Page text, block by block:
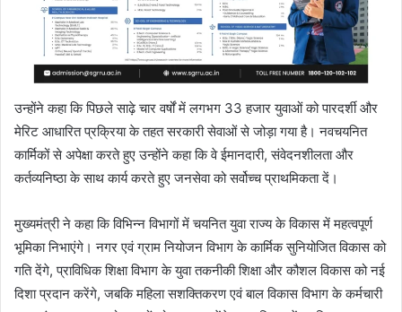
उन्होंने कहा कि पिछले साढ़े चार वर्षों में लगभग 33 हजार युवाओं को पारदर्शी और
मेरिट आधारित प्रक्रिया के तहत सरकारी सेवाओं से जोड़ा गया है। नवचयनित
कार्मिकों से अपेक्षा करते हुए उन्होंने कहा कि वे ईमानदारी, संवेदनशीलता और
कर्तव्यनिष्ठा के साथ कार्य करते हुए जनसेवा को सर्वोच्च प्राथमिकता दें।
मुख्यमंत्री ने कहा कि विभिन्न विभागों में चयनित युवा राज्य के विकास में महत्वपूर्ण
भूमिका निभाएंगे। नगर एवं ग्राम नियोजन विभाग के कार्मिक सुनियोजित विकास को
गति देंगे, प्राविधिक शिक्षा विभाग के युवा तकनीकी शिक्षा और कौशल विकास को नई
दिशा प्रदान करेंगे, जबकि महिला सशक्तिकरण एवं बाल विकास विभाग के कर्मचारी